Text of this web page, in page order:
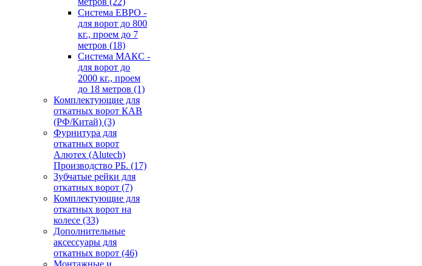
Система ЕВРО -
для ворот до 800
кг., проем до 7
метров (18)
Система МАКС -
для ворот до
2000 кг., проем
до 18 метров (1)
Комплектующие для
откатных ворот КАВ
(РФ/Китай) (3)
Фурнитура для
откатных ворот
Алютех (Alutech)
Производство РБ. (17)
Зубчатые рейки для
откатных ворот (7)
Комплектующие для
откатных ворот на
колесе (33)
Дополнительные
аксессуары для
откатных ворот (46)
Монтажные и